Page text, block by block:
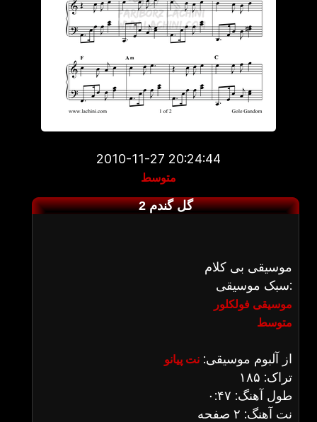
2010-11-27 20:24:44
متوسط
گل گندم 2
موسیقی بی کلام
سبک موسیقی:
موسیقی فولکلور
متوسط
از آلبوم موسیقی: نت پیانو
تراک: ۱۸۵
طول آهنگ: ۰:۴۷
نت آهنگ: ۲ صفحه